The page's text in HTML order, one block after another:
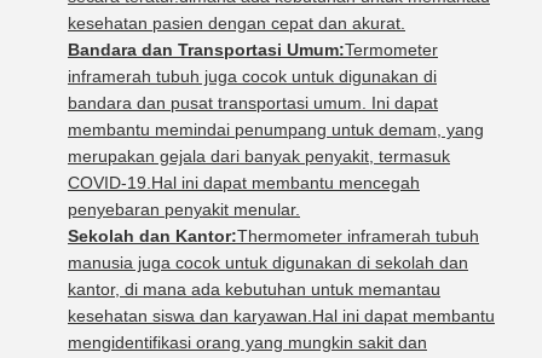
kesehatan pasien dengan cepat dan akurat.
Bandara dan Transportasi Umum:Termometer
inframerah tubuh juga cocok untuk digunakan di
bandara dan pusat transportasi umum. Ini dapat
membantu memindai penumpang untuk demam, yang
merupakan gejala dari banyak penyakit, termasuk
COVID-19.Hal ini dapat membantu mencegah
penyebaran penyakit menular.
Sekolah dan Kantor:Thermometer inframerah tubuh
manusia juga cocok untuk digunakan di sekolah dan
kantor, di mana ada kebutuhan untuk memantau
kesehatan siswa dan karyawan.Hal ini dapat membantu
mengidentifikasi orang yang mungkin sakit dan